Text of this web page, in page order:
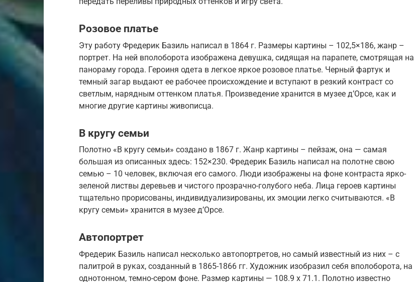
Розовое платье
Эту работу Фредерик Базиль написал в 1864 г. Размеры картины – 102,5×186, жанр –
портрет. На ней вполоборота изображена девушка, сидящая на парапете, смотрящая на
панораму города. Героиня одета в легкое яркое розовое платье. Черный фартук и
темный загар выдают ее рабочее происхождение и вступают в резкий контраст со
светлым, нарядным оттенком платья. Произведение хранится в музее д’Орсе, как и
многие другие картины живописца.
В кругу семьи
Полотно «В кругу семьи» создано в 1867 г. Жанр картины – пейзаж, она — самая
большая из описанных здесь: 152×230. Фредерик Базиль написал на полотне свою
семью – 10 человек, включая его самого. Люди изображены на фоне контраста ярко-
зеленой листвы деревьев и чистого прозрачно-голубого неба. Лица героев картины
тщательно прорисованы, индивидуализированы, их эмоции легко считываются. «В
кругу семьи» хранится в музее д’Орсе.
Автопортрет
Фредерик Базиль написал несколько автопортретов, но самый известный из них – с
палитрой в руках, созданный в 1865-1866 гг. Художник изобразил себя вполоборота, на
однотонном, темно-сером фоне. Размер картины — 108.9 x 71.1. Полотно известно